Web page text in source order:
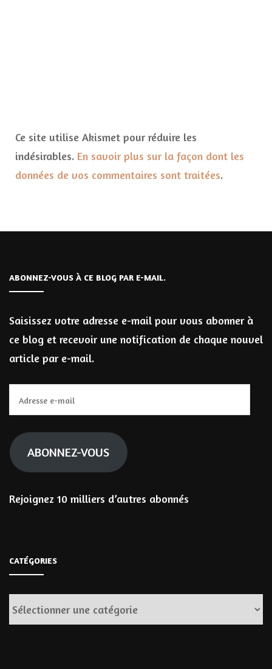
Ce site utilise Akismet pour réduire les
indésirables. En savoir plus sur la façon dont les
données de vos commentaires sont traitées.
ABONNEZ-VOUS À CE BLOG PAR E-MAIL.
Saisissez votre adresse e-mail pour vous abonner à
ce blog et recevoir une notification de chaque nouvel
article par e-mail.
e-
mail
ABONNEZ-VOUS
Rejoignez 10 milliers d’autres abonnés
CATÉGORIES
Catégories